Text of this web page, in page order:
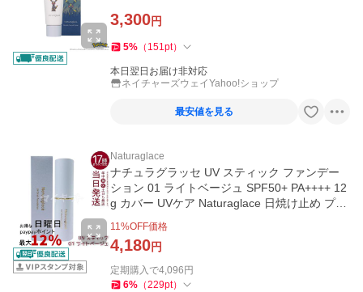
3,300円
5% （ 151pt）
本日翌日お届け非対応
ネイチャーズウェイYahoo!ショップ
最安値を見る
Naturaglace
ナチュラグラッセ UV スティック ファンデー
ション 01 ライトベージュ SPF50+ PA++++ 12
g カバー UVケア Naturaglace 日焼け止め プロ
11%OFF価格
4,180円
定期購入で4,096 円
6% （229pt）